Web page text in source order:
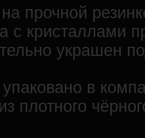
прочной
с кристаллами
украшен
в
плотного